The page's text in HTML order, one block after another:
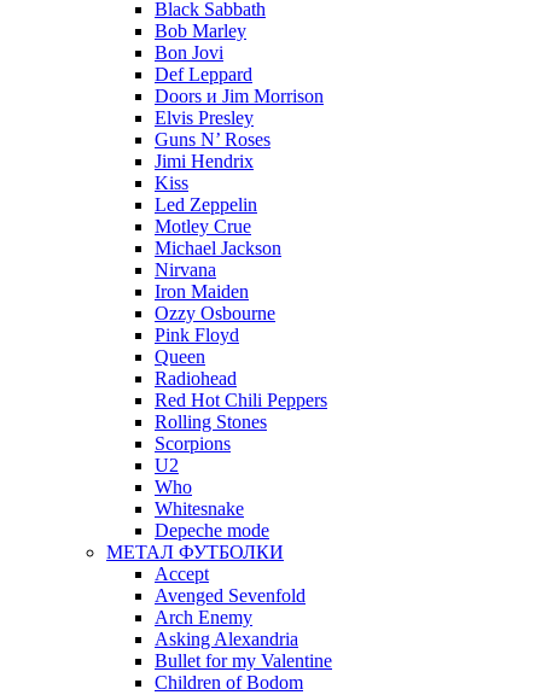
Black Sabbath
Bob Marley
Bon Jovi
Def Leppard
Doors и Jim Morrison
Elvis Presley
Guns N’ Roses
Jimi Hendrix
Kiss
Led Zeppelin
Motley Crue
Michael Jackson
Nirvana
Iron Maiden
Ozzy Osbourne
Pink Floyd
Queen
Radiohead
Red Hot Chili Peppers
Rolling Stones
Scorpions
U2
Who
Whitesnake
Depeche mode
МЕТАЛ ФУТБОЛКИ
Accept
Avenged Sevenfold
Arch Enemy
Asking Alexandria
Bullet for my Valentine
Children of Bodom